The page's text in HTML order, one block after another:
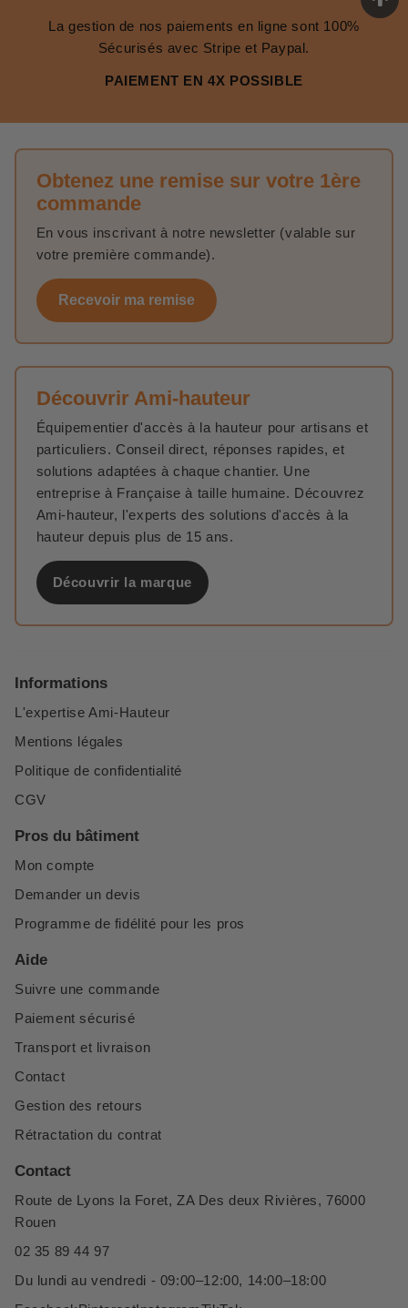
La gestion de nos paiements en ligne sont 100%
Sécurisés avec Stripe et Paypal.
PAIEMENT EN 4X POSSIBLE
Obtenez une remise sur votre 1ère
commande
En vous inscrivant à notre newsletter (valable sur
votre première commande).
Recevoir ma remise
Découvrir Ami-hauteur
Équipementier d'accès à la hauteur pour artisans et
particuliers. Conseil direct, réponses rapides, et
solutions adaptées à chaque chantier. Une
entreprise à Française à taille humaine. Découvrez
Ami-hauteur, l'experts des solutions d'accès à la
hauteur depuis plus de 15 ans.
Découvrir la marque
Informations
L'expertise Ami-Hauteur
Mentions légales
Politique de confidentialité
CGV
Pros du bâtiment
Mon compte
Demander un devis
Programme de fidélité pour les pros
Aide
Suivre une commande
Paiement sécurisé
Transport et livraison
Contact
Gestion des retours
Rétractation du contrat
Contact
Route de Lyons la Foret, ZA Des deux Rivières, 76000
Rouen
02 35 89 44 97
Du lundi au vendredi - 09:00–12:00, 14:00–18:00